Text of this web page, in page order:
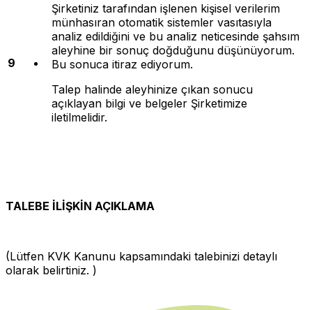
9
Şirketiniz tarafından işlenen kişisel verilerim
münhasıran otomatik sistemler vasıtasıyla
analiz edildiğini ve bu analiz neticesinde şahsım
aleyhine bir sonuç doğduğunu düşünüyorum.
Bu sonuca itiraz ediyorum.
Talep halinde aleyhinize çıkan sonucu
açıklayan bilgi ve belgeler Şirketimize
iletilmelidir.
TALEBE İLİŞKİN AÇIKLAMA
(Lütfen KVK Kanunu kapsamındaki talebinizi detaylı
olarak belirtiniz. )